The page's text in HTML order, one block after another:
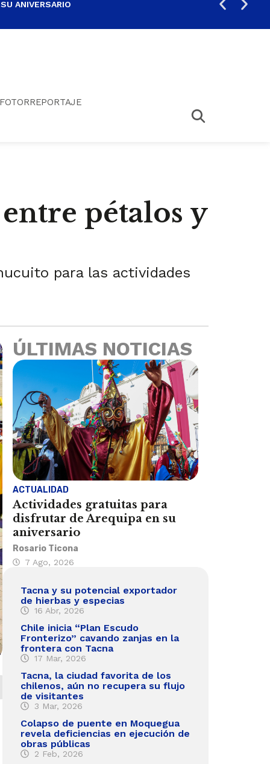
ANIVERSARIO
pétalos y
para las actividades
ÚLTIMAS NOTICIAS
ACTUALIDAD
Actividades gratuitas para
disfrutar de Arequipa en su
aniversario
Rosario Ticona
7 Ago, 2026
Tacna y su potencial exportador
de hierbas y especias
16 Abr, 2026
Chile inicia “Plan Escudo
Fronterizo” cavando zanjas en la
frontera con Tacna
17 Mar, 2026
Tacna, la ciudad favorita de los
chilenos, aún no recupera su flujo
de visitantes
3 Mar, 2026
Colapso de puente en Moquegua
revela deficiencias en ejecución de
obras públicas
2 Feb, 2026